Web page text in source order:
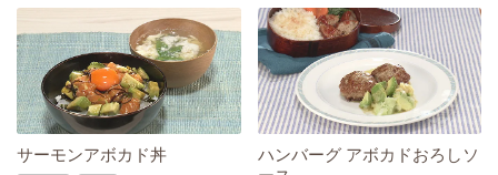
サーモンアボカド丼
ハンバーグ アボカドおろしソ